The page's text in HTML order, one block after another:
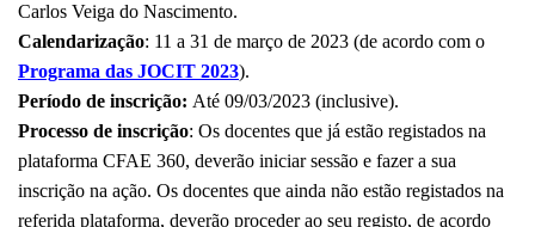
Carlos Veiga do Nascimento.
Calendarização: 11 a 31 de março de 2023 (de acordo com o
Programa das JOCIT 2023).
Período de inscrição: Até 09/03/2023 (inclusive).
Processo de inscrição: Os docentes que já estão registados na
plataforma CFAE 360, deverão iniciar sessão e fazer a sua
inscrição na ação. Os docentes que ainda não estão registados na
referida plataforma, deverão proceder ao seu registo, de acordo